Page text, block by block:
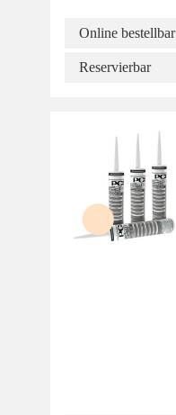
Online bestellbar
Reservierbar